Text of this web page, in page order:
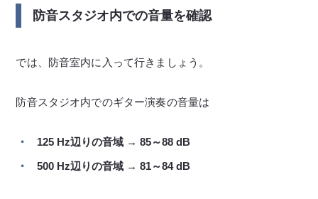
防音スタジオ内での音量を確認
では、防音室内に入って行きましょう。
防音スタジオ内でのギター演奏の音量は
125 Hz辺りの音域 → 85～88 dB
500 Hz辺りの音域 → 81～84 dB